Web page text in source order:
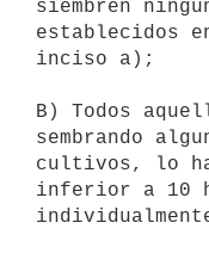
siembren
establecidos
inciso a);
B) Todos
sembrando
cultivos, lo
inferior a 10